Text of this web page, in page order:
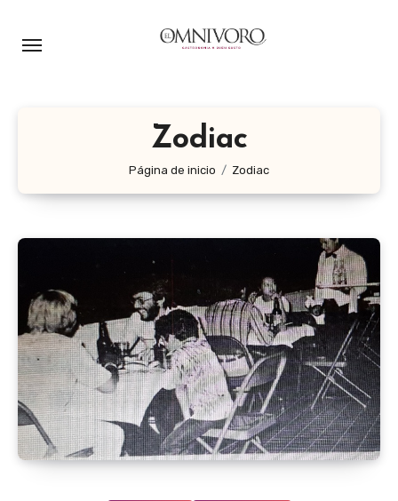
Zodiac
Página de inicio Zodiac